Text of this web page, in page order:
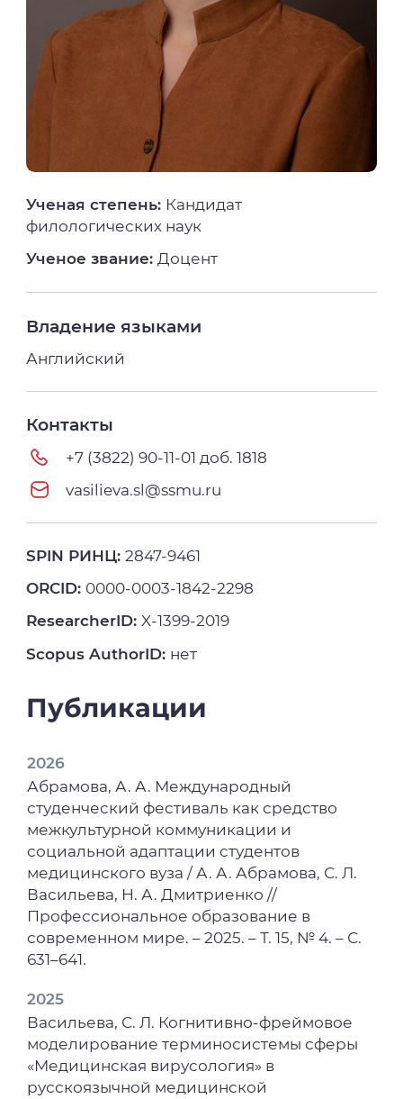
Ученая степень: Кандидат
филологических наук
Ученое звание:Доцент
Владение языками
Английский
Контакты
+7 (3822) 90-11-01 доб. 1818
vasilieva.sl@ssmu.ru
SPIN РИНЦ:2847-9461
ORCID: 0000-0003-1842-2298
ResearcherID:X-1399-2019
Scopus AuthorID: нет
Публикации
2026
Абрамова, А. А. Международный
студенческий фестиваль как средство
межкультурной коммуникации и
социальной адаптации студентов
медицинского вуза / А. А. Абрамова, С. Л.
Васильева, Н. А. Дмитриенко //
Профессиональное образование в
современном мире. – 2025. – Т. 15, № 4. – С.
631–641.
2025
Васильева, С. Л. Когнитивно-фреймовое
моделирование терминосистемы сферы
«Медицинская вирусология» в
русскоязычной медицинской